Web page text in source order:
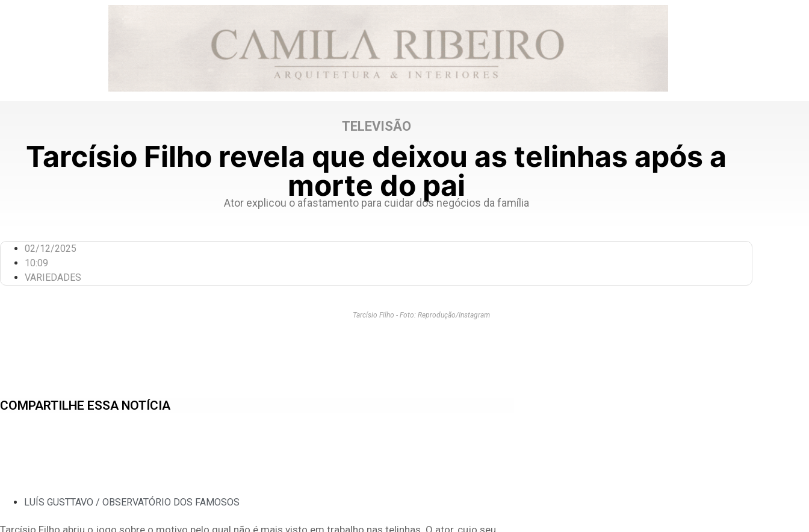
TELEVISÃO
Tarcísio Filho revela que deixou as telinhas após a
morte do pai
Ator explicou o afastamento para cuidar dos negócios da família
02/12/2025
10:09
VARIEDADES
Tarcísio Filho - Foto: Reprodução/Instagram
COMPARTILHE ESSA NOTÍCIA
LUÍS GUSTTAVO / OBSERVATÓRIO DOS FAMOSOS
Tarcísio Filho abriu o jogo sobre o motivo pelo qual não é mais visto em trabalho nas telinhas. O ator, cujo seu